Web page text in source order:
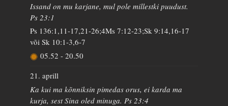
Issand on mu karjane, mul pole millestki puudust.
Ps 23:1
Ps 136:1,11-17,21-26;4Ms 7:12-23;Sk 9:14,16-17
või Sk 10:1-3,6-7
05.52 - 20.50
21. aprill
Ka kui ma kõnniksin pimedas orus, ei karda ma
kurja, sest Sina oled minuga. Ps 23:4